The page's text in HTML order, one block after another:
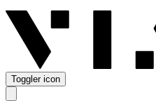
Toggler icon